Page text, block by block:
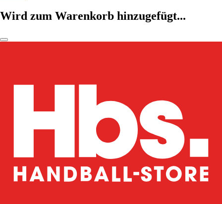
Wird zum Warenkorb hinzugefügt...